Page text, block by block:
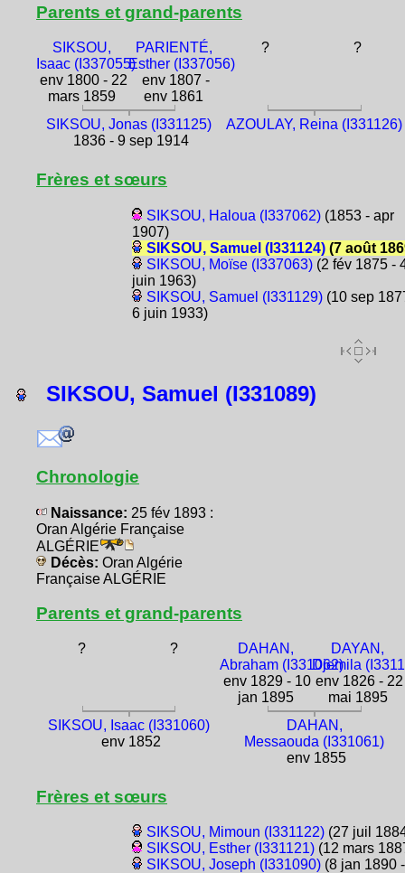
Parents et grand-parents
SIKSOU,
Isaac (I337055)
env 1800 - 22
mars 1859
PARIENTÉ,
Esther (I337056)
env 1807 -
env 1861
? ?
SIKSOU, Jonas (I331125)
1836 - 9 sep 1914
AZOULAY, Reina (I331126)
Frères et sœurs
SIKSOU, Haloua (I337062)(1853 - apr
1907)
SIKSOU, Samuel (I331124)(7 août
SIKSOU, Moïse (I337063)(2 fév 1875 -
juin 1963)
SIKSOU, Samuel (I331129)(10 sep
6 juin 1933)
SIKSOU, Samuel (I331089)
Chronologie
Naissance: 25 fév 1893 :
Oran Algérie Française
ALGÉRIE
Décès: Oran Algérie
Française ALGÉRIE
Parents et grand-parents
? ?
DAHAN,
Abraham (I331062)
env 1829 - 10
jan 1895
DAYAN,
Djemila
env 1826 - 22
mai 1895
SIKSOU, Isaac (I331060)
env 1852
DAHAN,
Messaouda (I331061)
env 1855
Frères et sœurs
SIKSOU, Mimoun (I331122)(27 juil
SIKSOU, Esther (I331121)(12 mars
SIKSOU, Joseph (I331090)(8 jan 1890 -